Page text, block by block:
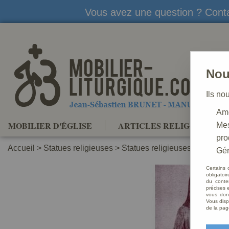
Vous avez une question ?
MOBILIER D'ÉGLISE ARTICLES RELIGIEUX
Accueil > Statues religieuses > Statues religieuses Saints
Ils
Certains
du
précises
vous
Vous
de la